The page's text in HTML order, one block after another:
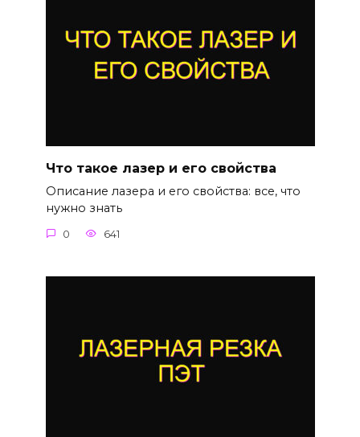
Что такое лазер и его свойства
Описание лазера и его свойства: все, что
нужно знать
0 641